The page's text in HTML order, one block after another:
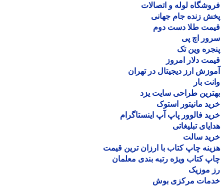
لوله و اتصالات
زنده جام جهانی
طلا دست دوم
اچ پی
وین تک
دلار امروز
ارز دیجیتال در تهران
بار
طراحی سایت یزد
مانیتور استوک
فالوور پاپ آپ اینستاگرام
تبلیغاتی
سالت
چاپ کتاب با ارزان ترین قیمت
کتاب ویژه رتبه بندی معلمان
موزیک
مرکزی بوش